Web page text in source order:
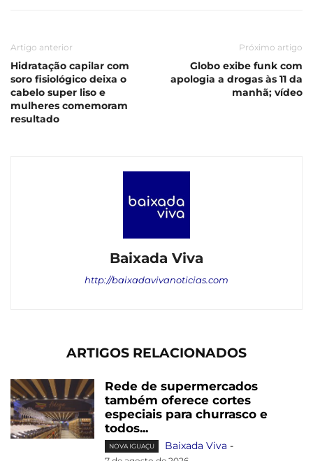
Artigo anterior
Hidratação capilar com
soro fisiológico deixa o
cabelo super liso e
mulheres comemoram
resultado
Próximo artigo
Globo exibe funk com
apologia a drogas às 11 da
manhã; vídeo
Baixada Viva
http://baixadavivanoticias.com
ARTIGOS RELACIONADOS
Rede de supermercados
também oferece cortes
especiais para churrasco e
todos...
NOVA IGUAÇU Baixada Viva -